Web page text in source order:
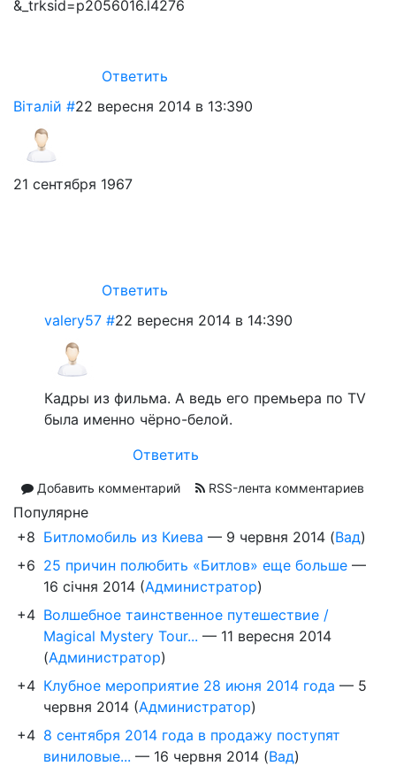
&_trksid=p2056016.l4276
Ответить
Віталій #22 вересня 2014 в 13:390
21 сентября 1967
Ответить
valery57 #22 вересня 2014 в 14:390
Кадры из фильма. А ведь его премьера по TV
была именно чёрно-белой.
Ответить
Добавить комментарий RSS-лента комментариев
Популярне
+8 Битломобиль из Киева — 9 червня 2014 (Вад)
+6 25 причин полюбить «Битлов» еще больше —
16 січня 2014 (Администратор)
+4 Волшебное таинственное путешествие /
Magical Mystery Tour... — 11 вересня 2014
(Администратор)
+4 Клубное мероприятие 28 июня 2014 года — 5
червня 2014 (Администратор)
+4 8 сентября 2014 года в продажу поступят
виниловые... — 16 червня 2014 (Вад)